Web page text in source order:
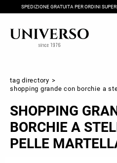
SPEDIZIONE GRATUITA PER ORDINI
tag directory >
shopping grande con borchie a
SHOPPING
BORCHIE A
PELLE